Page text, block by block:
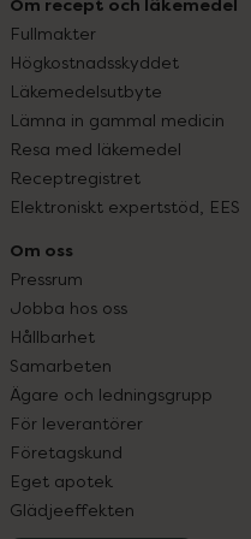
Om recept och läkemedel
Fullmakter
Högkostnadsskyddet
Läkemedelsutbyte
Lämna in gammal medicin
Resa med läkemedel
Receptregistret
Elektroniskt expertstöd, EES
Om oss
Pressrum
Jobba hos oss
Hållbarhet
Samarbeten
Ägare och ledningsgrupp
För leverantörer
Företagskund
Eget apotek
Glädjeeffekten